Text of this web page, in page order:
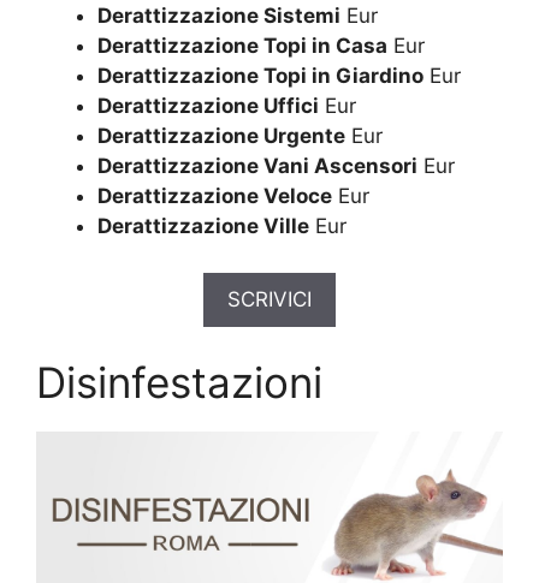
Derattizzazione Sistemi Eur
Derattizzazione Topi in Casa Eur
Derattizzazione Topi in Giardino Eur
Derattizzazione Uffici Eur
Derattizzazione Urgente Eur
Derattizzazione Vani Ascensori Eur
Derattizzazione Veloce Eur
Derattizzazione Ville Eur
SCRIVICI
Disinfestazioni